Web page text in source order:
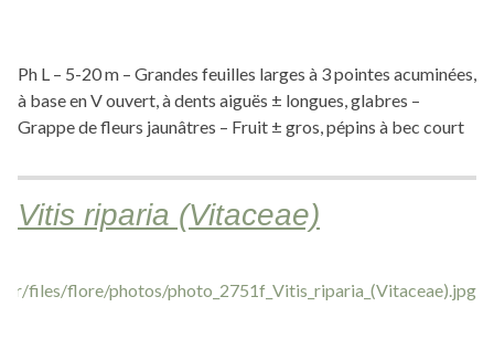
Ph L – 5-20 m – Grandes feuilles larges à 3 pointes acuminées,
à base en V ouvert, à dents aiguës ± longues, glabres –
Grappe de fleurs jaunâtres – Fruit ± gros, pépins à bec court
Vitis riparia (Vitaceae)